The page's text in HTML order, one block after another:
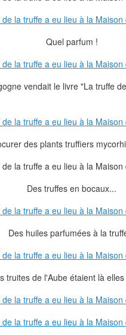
Quel parfum !
vendait le livre "La truffe
des plants truffiers
Des truffes en bocaux...
Des huiles parfumées à la
truites de l'Aube étaient là